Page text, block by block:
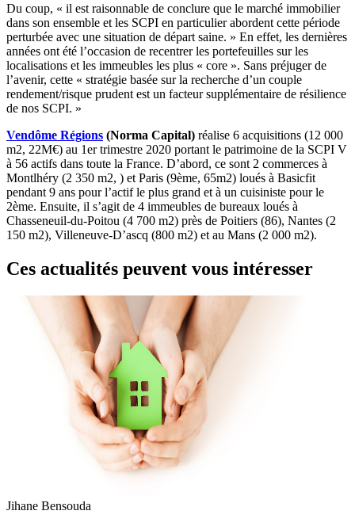
Du coup, « il est raisonnable de conclure que le marché immobilier
dans son ensemble et les SCPI en particulier abordent cette période
perturbée avec une situation de départ saine. » En effet, les dernières
années ont été l’occasion de recentrer les portefeuilles sur les
localisations et les immeubles les plus « core ». Sans préjuger de
l’avenir, cette « stratégie basée sur la recherche d’un couple
rendement/risque prudent est un facteur supplémentaire de résilience
de nos SCPI. »
Vendôme Régions (Norma Capital) réalise 6 acquisitions (12 000
m2, 22M€) au 1er trimestre 2020 portant le patrimoine de la SCPI V
à 56 actifs dans toute la France. D’abord, ce sont 2 commerces à
Montlhéry (2 350 m2, ) et Paris (9ème, 65m2) loués à Basicfit
pendant 9 ans pour l’actif le plus grand et à un cuisiniste pour le
2ème. Ensuite, il s’agit de 4 immeubles de bureaux loués à
Chasseneuil-du-Poitou (4 700 m2) près de Poitiers (86), Nantes (2
150 m2), Villeneuve-D’ascq (800 m2) et au Mans (2 000 m2).
Ces actualités peuvent vous intéresser
Jihane Bensouda